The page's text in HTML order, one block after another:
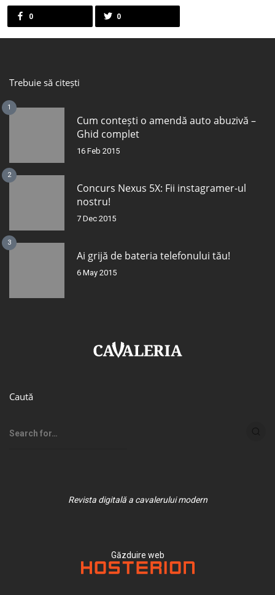
0 0
Trebuie să citești
1
Cum contești o amendă auto abuzivă –
Ghid complet
16 Feb 2015
2
Concurs Nexus 5X: Fii instagramer-ul
nostru!
7 Dec 2015
3
Ai grijă de bateria telefonului tău!
6 May 2015
Caută
Revista digitală a cavalerului modern
Găzduire web